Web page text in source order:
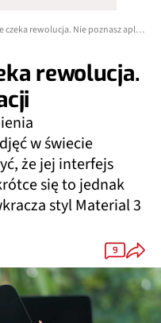
rewolucja.
w świecie
że jej interfejs
się to jednak
styl Material 3
9